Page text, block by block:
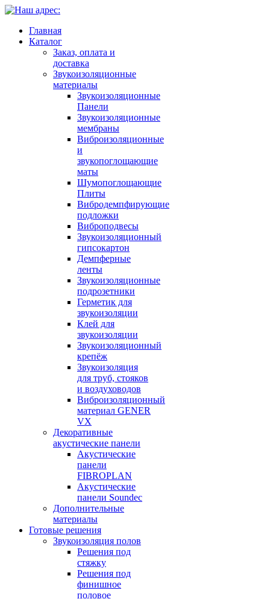
Главная
Каталог
Заказ, оплата и
доставка
Звукоизоляционные
материалы
Звукоизоляционные
Панели
Звукоизоляционные
мембраны
Виброизоляционные
и
звукопоглощающие
маты
Шумопоглощающие
Плиты
Вибродемпфирующие
подложки
Виброподвесы
Звукоизоляционный
гипсокартон
Демпферные
ленты
Звукоизоляционные
подрозетники
Герметик для
звукоизоляции
Клей для
звукоизоляции
Звукоизоляционный
крепёж
Звукоизоляция
для труб, стояков
и воздуховодов
Виброизоляционный
материал GENER
VX
Декоративные
акустические панели
Акустические
панели
FIBROPLAN
Акустические
панели Soundec
Дополнительные
материалы
Готовые решения
Звукоизоляция полов
Решения под
стяжку
Решения под
финишное
половое